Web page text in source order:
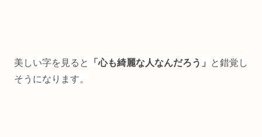
美しい字を見ると 「心も綺麗な人なんだろう」
と錯覚し
そうになります。